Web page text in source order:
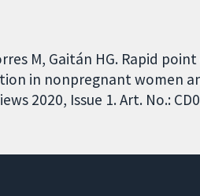
M, Gaitán HG. Rapid
in nonpregnant women
2020, Issue 1. Art. No.: